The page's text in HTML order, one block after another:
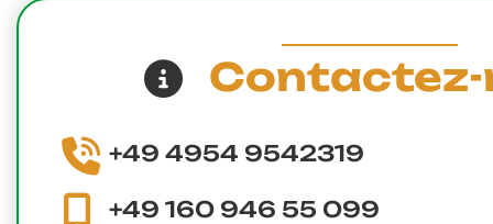
Contactez-
+49 4954 9542319
+49 160 946 55 099